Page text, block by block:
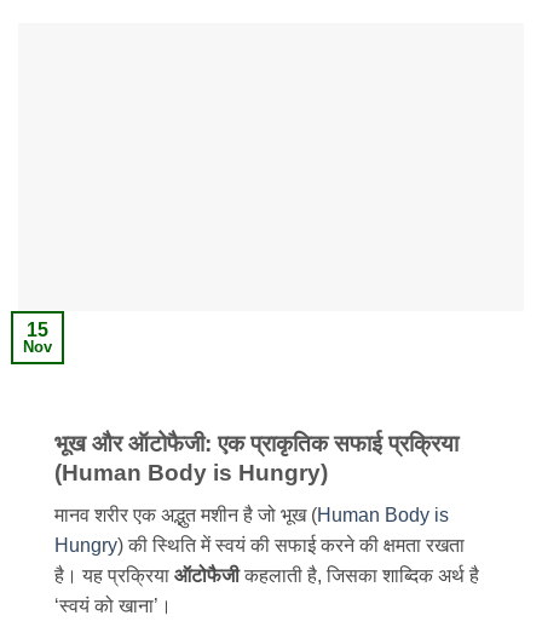
15
Nov
भूख और ऑटोफैजी: एक प्राकृतिक सफाई प्रक्रिया
(Human Body is Hungry)
मानव शरीर एक अद्भुत मशीन है जो भूख (Human Body is
Hungry) की स्थिति में स्वयं की सफाई करने की क्षमता रखता
है। यह प्रक्रिया ऑटोफैजीकहलाती है, जिसका शाब्दिक अर्थ है
‘स्वयं को खाना’।